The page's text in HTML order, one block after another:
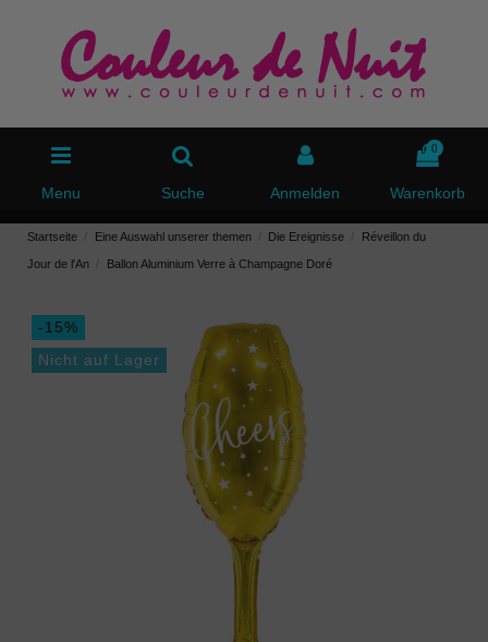
Menu Suche Anmelden
0
Warenkorb
Startseite Eine Auswahl unserer themen Die Ereignisse Réveillon du
Jour de l'An Ballon Aluminium Verre à Champagne Doré
-15%
Nicht auf Lager